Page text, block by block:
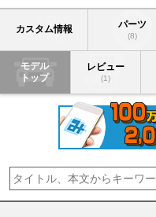
カスタム情報 パーツ
(8)
モデル
トップ
レビュー
(1)